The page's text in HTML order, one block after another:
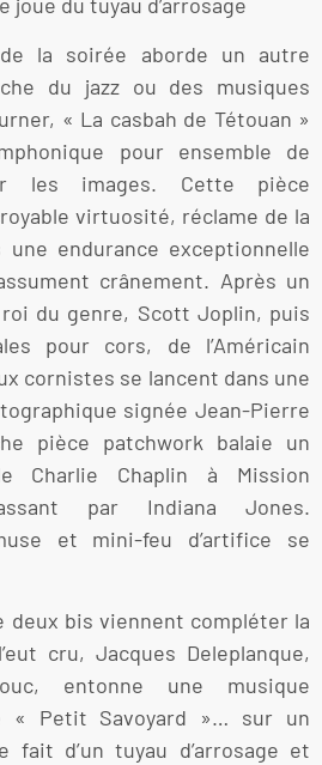
la soirée aborde un autre
du jazz ou des musiques
« La casbah de Tétouan »
pour ensemble de
les images. Cette pièce
virtuosité, réclame de la
endurance exceptionnelle
crânement. Après un
du genre, Scott Joplin, puis
pour cors, de l’Américain
cornistes se lancent dans une
signée Jean-Pierre
pièce patchwork balaie un
Charlie Chaplin à Mission
par Indiana Jones.
et mini-feu d’artifice se
deux bis viennent compléter la
cru, Jacques Deleplanque,
entonne une musique
« Petit Savoyard »… sur un
fait d’un tuyau d’arrosage et